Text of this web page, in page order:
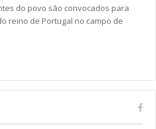
do povo são convocados para
reino de Portugal no campo de